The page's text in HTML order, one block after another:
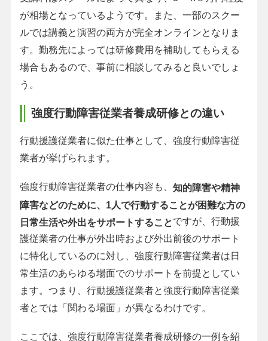
が相場となっているようです。また、一部のスクー
ルでは講義と演習の両方が完全オンラインとなりま
す。勤務先によっては研修費用を補助してもらえる
場合もあるので、事前に相談してみると良いでしょ
う。
強度行動障害従業者養成研修との違い
行動援護従業者に似た仕事として、強度行動障害従
業者が挙げられます。
強度行動障害従業者の仕事内容も、 知的障害や精神
障害などのために、1人で行動することが困難な方の
日常生活や外出をサポートすることですが、行動援
護従業者の仕事が外出時および外出前後のサポート
に特化しているのに対し、強度行動障害従業者は日
常生活のあらゆる場面でのサポートを前提としてい
ます。つまり、行動援護従業者と強度行動障害従業
者とでは「関わる場面」が異なるわけです。
ここでは、強度行動障害従業者養成研修の一例を紹